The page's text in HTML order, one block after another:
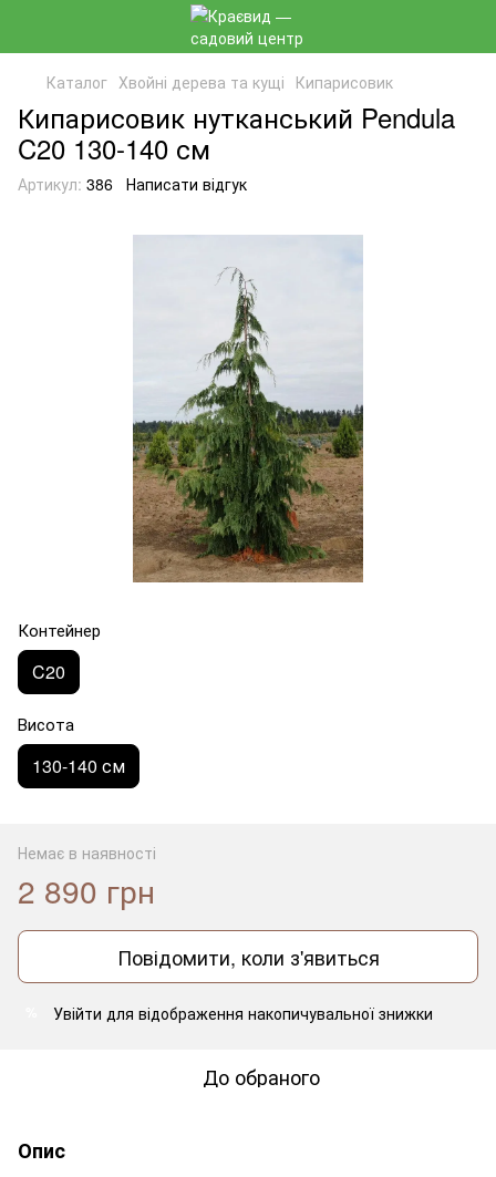
Каталог Хвойні дерева та кущі Кипарисовик
Кипарисовик нутканський Pendula
C20 130-140 см
Артикул: 386 Написати відгук
Контейнер
C20
Висота
130-140 см
Немає в наявності
2 890 грн
Повідомити, коли з'явиться
Увійти для відображення накопичувальної знижки
До обраного
Опис